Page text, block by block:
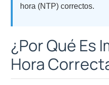
hora (NTP) correctos.
¿Por Qué Es
Hora